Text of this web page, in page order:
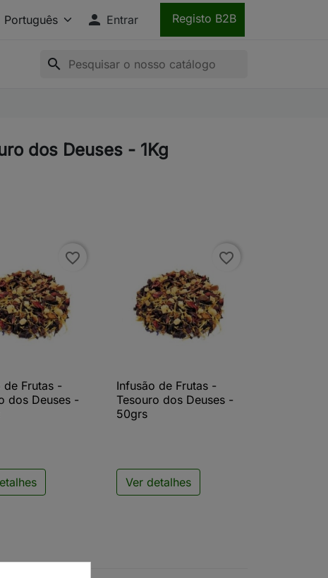
 Entrar Registo B2B
search
dos Deuses - 1Kg
favorite_border
Vista rápida
de Frutas -
dos Deuses -
favorite_border
 Vista rápida
Infusão de Frutas -
Tesouro dos Deuses -
50grs
Ver detalhes